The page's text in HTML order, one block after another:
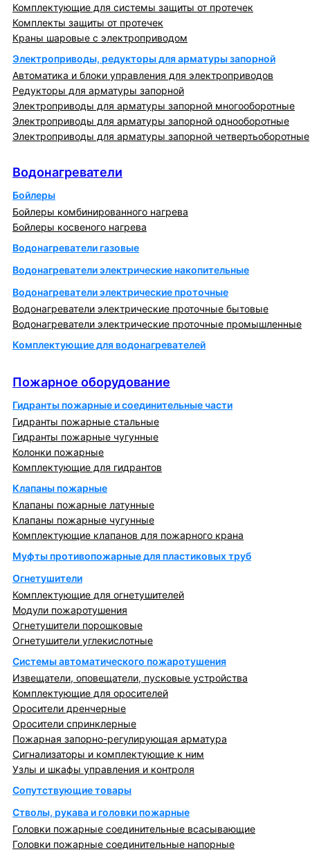
Комплектующие для системы защиты от протечек
Комплекты защиты от протечек
Краны шаровые с электроприводом
Электроприводы, редукторы для арматуры запорной
Автоматика и блоки управления для электроприводов
Редукторы для арматуры запорной
Электроприводы для арматуры запорной многооборотные
Электроприводы для арматуры запорной однооборотные
Электроприводы для арматуры запорной четвертьоборотные
Водонагреватели
Бойлеры
Бойлеры комбинированного нагрева
Бойлеры косвеного нагрева
Водонагреватели газовые
Водонагреватели электрические накопительные
Водонагреватели электрические проточные
Водонагреватели электрические проточные бытовые
Водонагреватели электрические проточные промышленные
Комплектующие для водонагревателей
Пожарное оборудование
Гидранты пожарные и соединительные части
Гидранты пожарные стальные
Гидранты пожарные чугунные
Колонки пожарные
Комплектующие для гидрантов
Клапаны пожарные
Клапаны пожарные латунные
Клапаны пожарные чугунные
Комплектующие клапанов для пожарного крана
Муфты противопожарные для пластиковых труб
Огнетушители
Комплектующие для огнетушителей
Модули пожаротушения
Огнетушители порошковые
Огнетушители углекислотные
Системы автоматического пожаротушения
Извещатели, оповещатели, пусковые устройства
Комплектующие для оросителей
Оросители дренчерные
Оросители спринклерные
Пожарная запорно-регулирующая арматура
Сигнализаторы и комплектующие к ним
Узлы и шкафы управления и контроля
Сопутствующие товары
Стволы, рукава и головки пожарные
Головки пожарные соединительные всасывающие
Головки пожарные соединительные напорные